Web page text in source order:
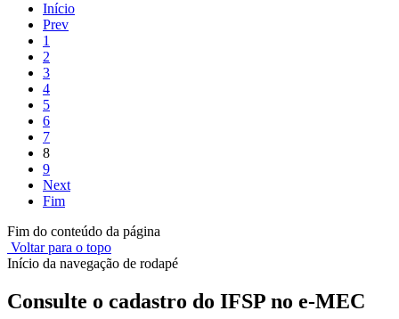
Início
Prev
1
2
3
4
5
6
7
8
9
Next
Fim
Fim do conteúdo da página
Voltar para o topo
Início da navegação de rodapé
Consulte o cadastro do IFSP no e-MEC